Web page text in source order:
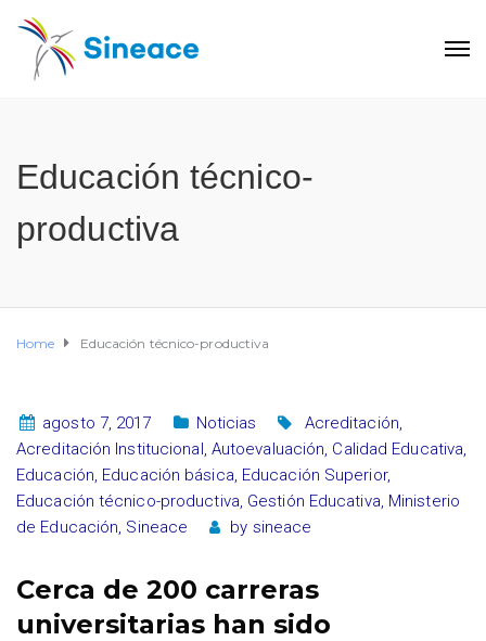
Educación técnico-
productiva
Home Educación técnico-productiva
agosto 7, 2017 Noticias Acreditación,
Acreditación Institucional, Autoevaluación, Calidad Educativa,
Educación, Educación básica, Educación Superior,
Educación técnico-productiva, Gestión Educativa, Ministerio
de Educación, Sineace by sineace
Cerca de 200 carreras
universitarias han sido